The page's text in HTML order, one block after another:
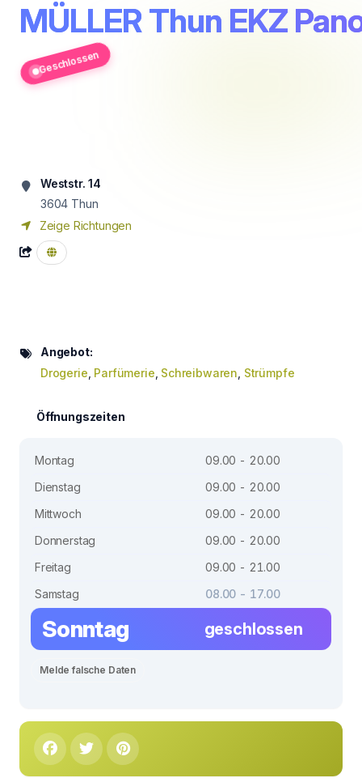
MÜLLER Thun EKZ
Geschlossen
Weststr. 14
3604 Thun
Zeige Richtungen
Angebot:
Drogerie Parfümerie Schreibwaren Strümpfe
Öffnungszeiten
Montag
09.00 - 20.00
Dienstag
09.00 - 20.00
Mittwoch
09.00 - 20.00
Donnerstag
09.00 - 20.00
Freitag
09.00 - 21.00
Samstag
08.00 - 17.00
Sonntag geschlossen
Melde falsche Daten